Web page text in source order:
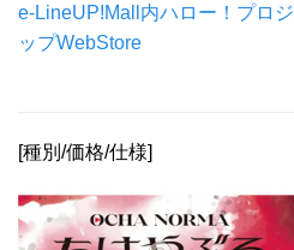
e-LineUP!Mall内ハロー！プロ
ップWebStore
[種別/価格/仕様]